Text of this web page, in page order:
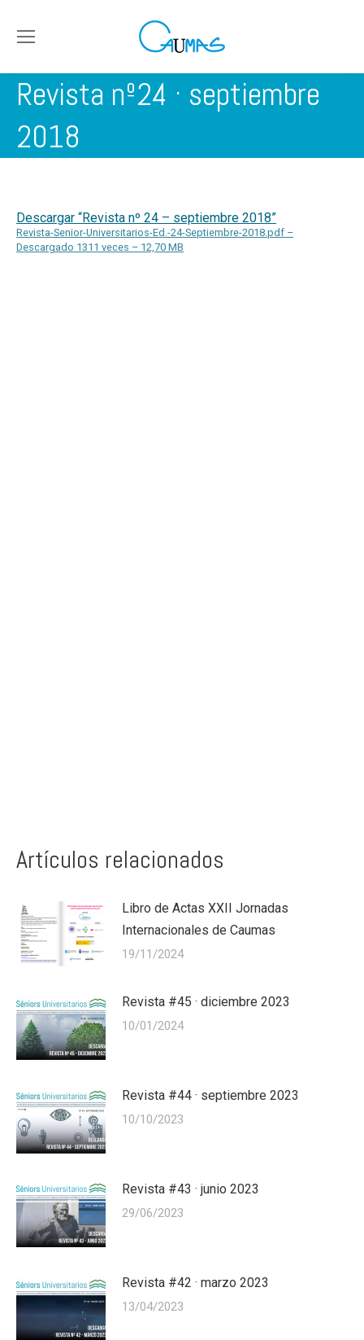
Revista nº24 · septiembre
2018
Descargar “Revista nº 24 – septiembre 2018”
Revista-Senior-Universitarios-Ed.-24-Septiembre-2018.pdf –
Descargado 1311 veces – 12,70 MB
Artículos relacionados
Libro de Actas XXII Jornadas
Internacionales de Caumas
19/11/2024
Revista #45 · diciembre 2023
10/01/2024
Revista #44 · septiembre 2023
10/10/2023
Revista #43 · junio 2023
29/06/2023
Revista #42 · marzo 2023
13/04/2023